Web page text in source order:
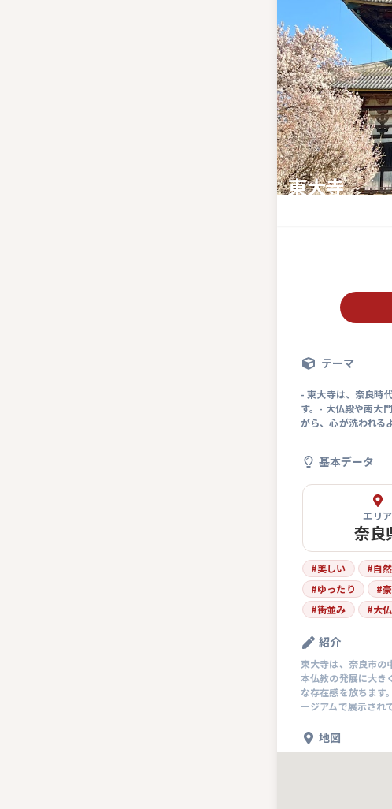
東大寺
テーマ
- 東大寺は、奈良時
す。- 大仏殿や南大
がら、心が洗われる
基本データ
エリア
奈良
#美しい #自然
#ゆったり #
#街並み #大
紹介
東大寺は、奈良市の
本仏教の発展に大き
な存在感を放ちます
ージアムで展示され
地図